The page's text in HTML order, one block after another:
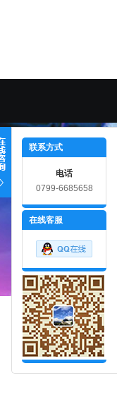
联系方式
电话
0799-6685658
在线客服